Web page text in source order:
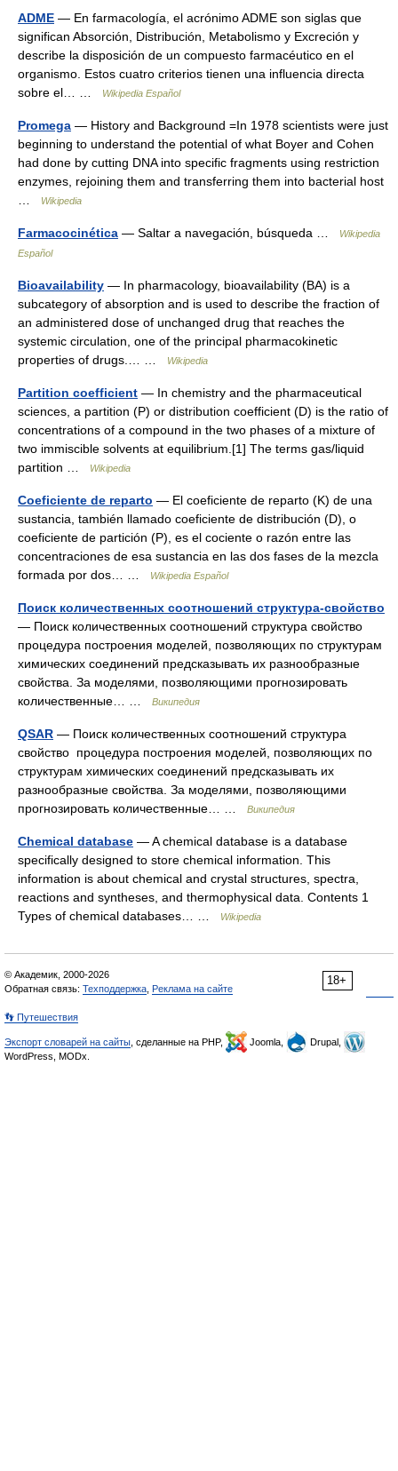
ADME — En farmacología, el acrónimo ADME son siglas que
significan Absorción, Distribución, Metabolismo y Excreción y
describe la disposición de un compuesto farmacéutico en el
organismo. Estos cuatro criterios tienen una influencia directa
sobre el… …
Wikipedia Español
Promega — History and Background =In 1978 scientists were just
beginning to understand the potential of what Boyer and Cohen
had done by cutting DNA into specific fragments using restriction
enzymes, rejoining them and transferring them into bacterial host
Wikipedia
Farmacocinética — Saltar a navegación, búsqueda …
Wikipedia
Español
Bioavailability — In pharmacology, bioavailability (BA) is a
subcategory of absorption and is used to describe the fraction of
an administered dose of unchanged drug that reaches the
systemic circulation, one of the principal pharmacokinetic
properties of drugs.… …
Wikipedia
Partition coefficient — In chemistry and the pharmaceutical
sciences, a partition (P) or distribution coefficient (D) is the ratio of
concentrations of a compound in the two phases of a mixture of
two immiscible solvents at equilibrium.[1] The terms gas/liquid
partition …
Wikipedia
Coeficiente de reparto — El coeficiente de reparto (K) de una
sustancia, también llamado coeficiente de distribución (D), o
coeficiente de partición (P), es el cociente o razón entre las
concentraciones de esa sustancia en las dos fases de la mezcla
formada por dos… …
Wikipedia Español
Поиск количественных соотношений структура-свойство
— Поиск количественных соотношений структура свойство
процедура построения моделей, позволяющих по структурам
химических соединений предсказывать их разнообразные
свойства. За моделями, позволяющими прогнозировать
количественные… …
Википедия
QSAR — Поиск количественных соотношений структура
свойство процедура построения моделей, позволяющих по
структурам химических соединений предсказывать их
разнообразные свойства. За моделями, позволяющими
прогнозировать количественные… …
Википедия
Chemical database — A chemical database is a database
specifically designed to store chemical information. This
information is about chemical and crystal structures, spectra,
reactions and syntheses, and thermophysical data. Contents 1
Types of chemical databases… …
Wikipedia
18+
© Академик, 2000-2026
Обратная связь: Техподдержка Реклама на сайте
👣 Путешествия
Экспорт словарей на сайты , сделанные на PHP, Joomla,
Drupal,
WordPress, MODx.